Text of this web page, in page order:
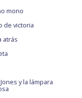
mono
de victoria
atrás
y la lámpara